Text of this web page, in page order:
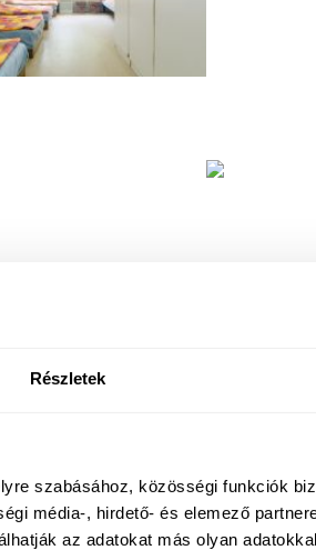
Részletek
szabásához, közösségi funkciók
média-, hirdető- és elemező
az adatokat más olyan